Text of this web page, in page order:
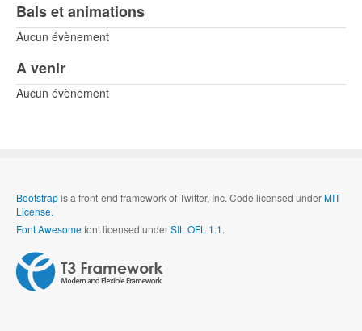
Bals et animations
Aucun évènement
A venir
Aucun évènement
Bootstrapis a front-end framework of Twitter, Inc. Code licensed underMIT
License.
Font Awesomefont licensed underSIL OFL 1.1.